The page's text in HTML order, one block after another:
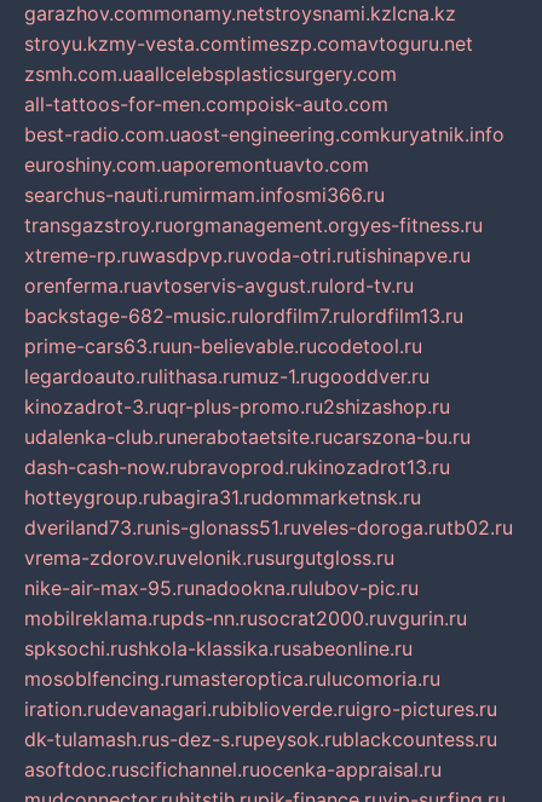
garazhov.commonamy.netstroysnami.kzlcna.kz
stroyu.kzmy-vesta.comtimeszp.comavtoguru.net
zsmh.com.uaallcelebsplasticsurgery.com
all-tattoos-for-men.compoisk-auto.com
best-radio.com.uaost-engineering.comkuryatnik.info
euroshiny.com.uaporemontuavto.com
searchus-nauti.rumirmam.infosmi366.ru
transgazstroy.ruorgmanagement.orgyes-fitness.ru
xtreme-rp.ruwasdpvp.ruvoda-otri.rutishinapve.ru
orenferma.ruavtoservis-avgust.rulord-tv.ru
backstage-682-music.rulordfilm7.rulordfilm13.ru
prime-cars63.ruun-believable.rucodetool.ru
legardoauto.rulithasa.rumuz-1.rugooddver.ru
kinozadrot-3.ruqr-plus-promo.ru2shizashop.ru
udalenka-club.runerabotaetsite.rucarszona-bu.ru
dash-cash-now.rubravoprod.rukinozadrot13.ru
hotteygroup.rubagira31.rudommarketnsk.ru
dveriland73.runis-glonass51.ruveles-doroga.rutb02.ru
vrema-zdorov.ruvelonik.rusurgutgloss.ru
nike-air-max-95.runadookna.rulubov-pic.ru
mobilreklama.rupds-nn.rusocrat2000.ruvgurin.ru
spksochi.rushkola-klassika.rusabeonline.ru
mosoblfencing.rumasteroptica.rulucomoria.ru
iration.rudevanagari.rubiblioverde.ruigro-pictures.ru
dk-tulamash.rus-dez-s.rupeysok.rublackcountess.ru
asoftdoc.ruscifichannel.ruocenka-appraisal.ru